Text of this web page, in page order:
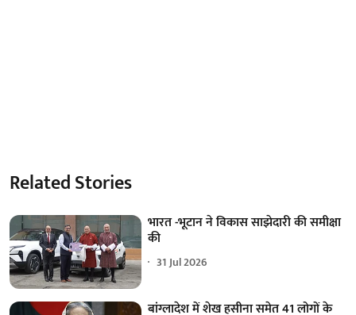
Related Stories
भारत -भूटान ने विकास साझेदारी की समीक्षा
की
31 Jul 2026
बांग्लादेश में शेख हसीना समेत 41 लोगों के